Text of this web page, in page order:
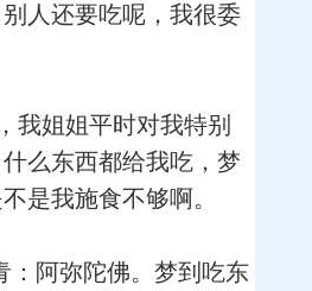
人还要吃呢，我很委
我姐姐平时对我特别
么东西都给我吃，梦
是我施食不够啊。
：阿弥陀佛。梦到吃东